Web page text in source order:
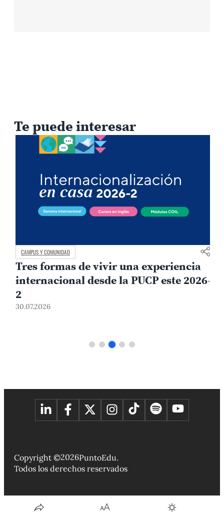
Te puede interesar
CAMPUS Y COMUNIDAD
Tres formas de vivir una experiencia
internacional desde la PUCP este 2026-
2
30.07.2026
Copyright ©2026PuntoEdu.
Todos los derechos reservados